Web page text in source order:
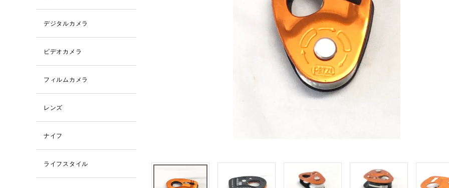
デジタルカメラ
ビデオカメラ
フィルムカメラ
レンズ
ナイフ
ライフスタイル